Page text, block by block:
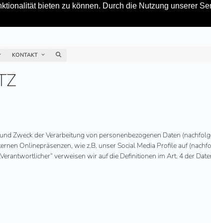
bieten zu können. Durch die Nutzung unserer
KONTAKT
Zweck der Verarbeitung von personenbezogenen Daten
Onlinepräsenzen, wie z.B. unser Social Media Profile auf
verweisen wir auf die Definitionen im Art. 4 der